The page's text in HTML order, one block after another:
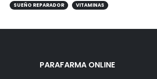
SUEÑO REPARADOR
VITAMINAS
PARAFARMA ONLINE